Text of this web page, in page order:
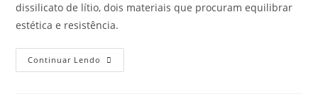
dissilicato de lítio, dois materiais que procuram equilibrar
estética e resistência.
Continuar Lendo